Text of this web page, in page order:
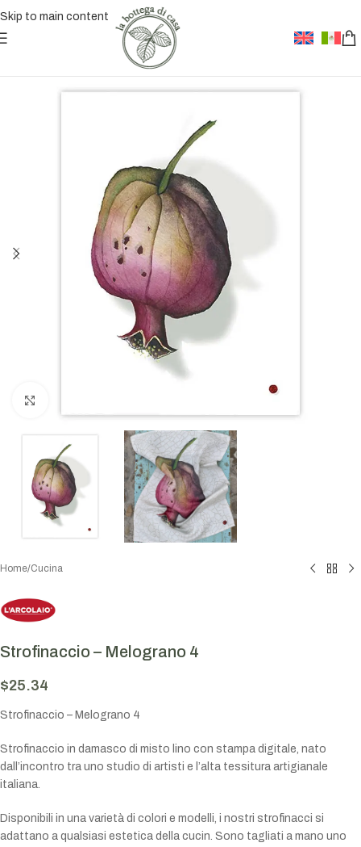
Skip to main content
Home/Cucina
Strofinaccio – Melograno 4
$25.34
Strofinaccio – Melograno 4
Strofinaccio in damasco di misto lino con stampa digitale, nato
dall’incontro tra uno studio di artisti e l’alta tessitura artigianale
italiana.
Disponibili in una varietà di colori e modelli, i nostri strofinacci si
adattano a qualsiasi estetica della cucin. Sono tagliati a mano uno